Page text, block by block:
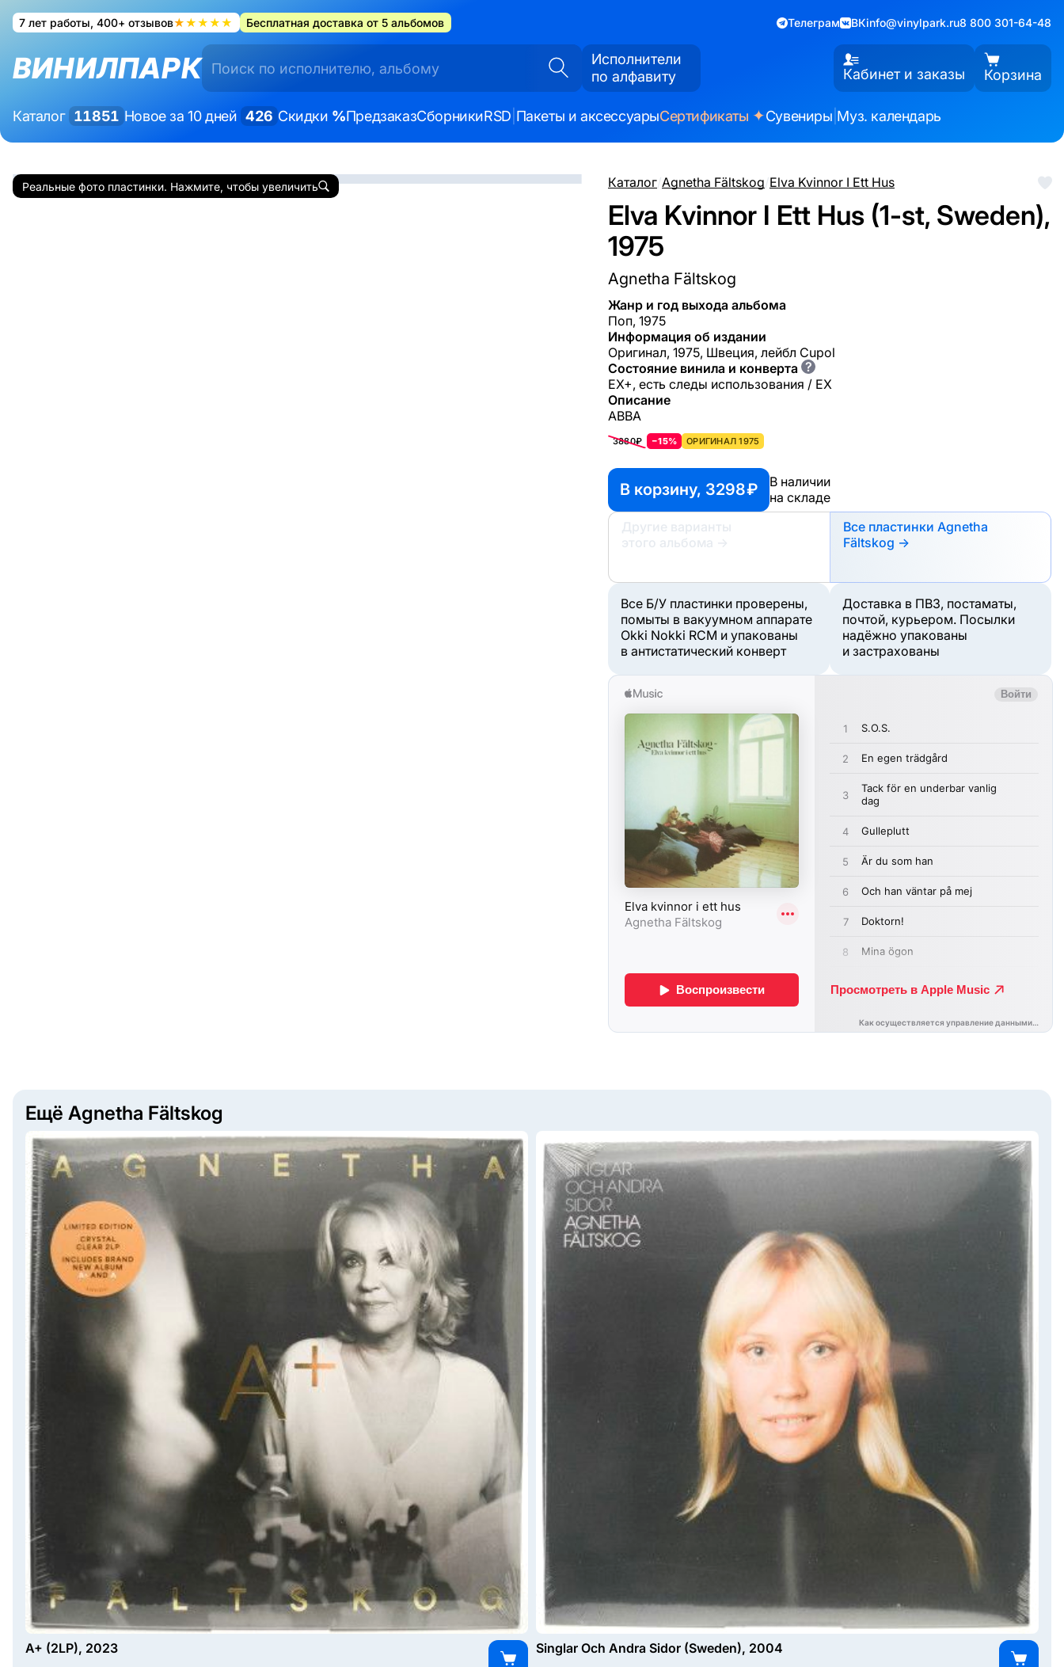
7 лет работы, 400+ отзывов★★★★★ Бесплатная доставка от 5 альбомов Телеграм ВКinfo@vinylpark.ru8 800 301-64-48
ВИНИЛПАРК
Исполнители
по алфавиту
Кабинет и заказы Корзина
Каталог 11851 Новое за 10 дней 426 Скидки %ПредзаказСборникиRSD Пакеты и аксессуарыСертификаты ✦Сувениры Муз. календарь
Каталог/Agnetha Fältskog/Elva Kvinnor I Ett Hus
Elva Kvinnor I Ett Hus (1-st, Sweden),
1975
Agnetha Fältskog
Жанр и год выхода альбома
Поп, 1975
Информация об издании
Оригинал, 1975, Швеция, лейбл Cupol
Состояние винила и конверта ?
EX+, есть следы использования / EX
Описание
ABBA
3880₽ −15% ОРИГИНАЛ 1975
В корзину, 3298 ₽
В наличии
на складе
Другие варианты
этого альбома
→
Все пластинки Agnetha
Fältskog →
Все Б/У пластинки проверены,
помыты в вакуумном аппарате
Okki Nokki RCM и упакованы
в антистатический конверт
Доставка в ПВЗ, постаматы,
почтой, курьером. Посылки
надёжно упакованы
и застрахованы
Реальные фото пластинки. Нажмите, чтобы увеличить
Ещё Agnetha Fältskog
A+ (2LP), 2023 Singlar Och Andra Sidor (Sweden), 2004